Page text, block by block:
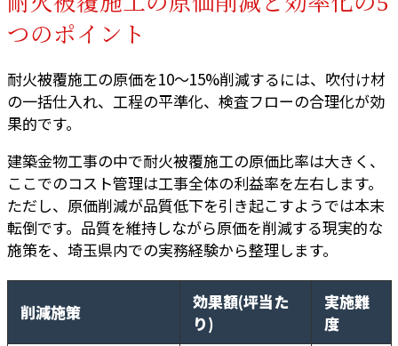
つのポイント
耐火被覆施工の原価を10〜15%削減するには、吹付け材
の一括仕入れ、工程の平準化、検査フローの合理化が効
果的です。
建築金物工事の中で耐火被覆施工の原価比率は大きく、
ここでのコスト管理は工事全体の利益率を左右します。
ただし、原価削減が品質低下を引き起こすようでは本末
転倒です。品質を維持しながら原価を削減する現実的な
施策を、埼玉県内での実務経験から整理します。
削減施策
効果額(坪当た
り)
実施難
度